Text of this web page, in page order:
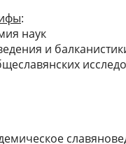
:
наук
и